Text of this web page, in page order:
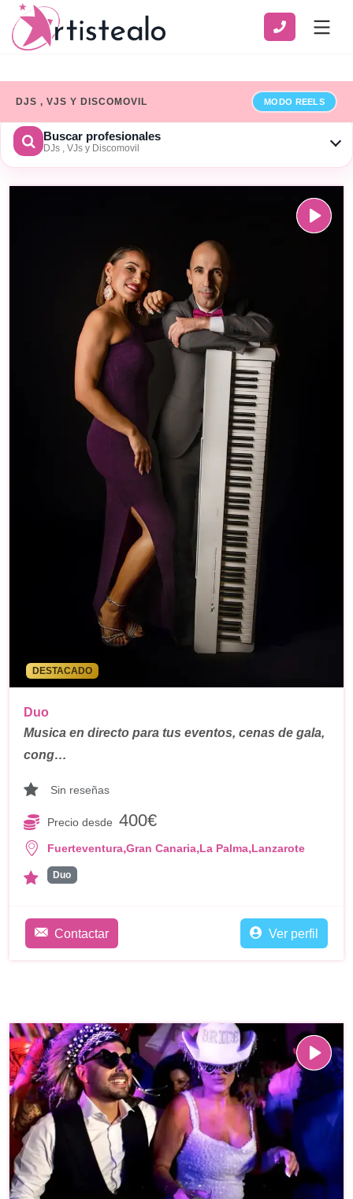
DJS , VJS Y DISCOMOVIL MODO REELS
Buscar profesionales
DJs , VJs y Discomovil
Ver solo profesionales que han añadido sus datos de
BUSCAR ×Limpiar
DESTACADO
Duo
Musica en directo para tus eventos, cenas de gala,
cong…
Sin reseñas
Precio desde 400€
Fuerteventura,Gran Canaria,La Palma,Lanzarote
Duo
Contactar Ver perfil